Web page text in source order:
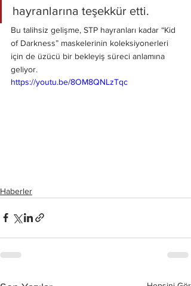
hayranlarına teşekkür etti.
Bu talihsiz gelişme, STP hayranları kadar “Kid
of Darkness” maskelerinin koleksiyonerleri
için de üzücü bir bekleyiş süreci anlamına
geliyor.
https://youtu.be/8OM8QNLzTqc
Haberler